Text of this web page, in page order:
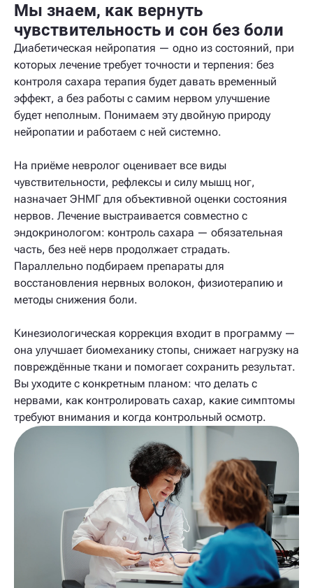
Мы знаем, как вернуть
чувствительность и сон без боли
Диабетическая нейропатия — одно из состояний, при
которых лечение требует точности и терпения: без
контроля сахара терапия будет давать временный
эффект, а без работы с самим нервом улучшение
будет неполным. Понимаем эту двойную природу
нейропатии и работаем с ней системно.
На приёме невролог оценивает все виды
чувствительности, рефлексы и силу мышц ног,
назначает ЭНМГ для объективной оценки состояния
нервов. Лечение выстраивается совместно с
эндокринологом: контроль сахара — обязательная
часть, без неё нерв продолжает страдать.
Параллельно подбираем препараты для
восстановления нервных волокон, физиотерапию и
методы снижения боли.
Кинезиологическая коррекция входит в программу —
она улучшает биомеханику стопы, снижает нагрузку на
повреждённые ткани и помогает сохранить результат.
Вы уходите с конкретным планом: что делать с
нервами, как контролировать сахар, какие симптомы
требуют внимания и когда контрольный осмотр.